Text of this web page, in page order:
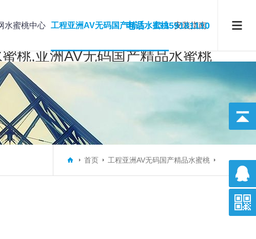
桃,亚洲AV无码国产精品水蜜桃
水蜜桃中心 工程亚洲AV无码国产精品水蜜桃 安装指南
电话：13359181110
首页 工程亚洲AV无码国产精品水蜜桃